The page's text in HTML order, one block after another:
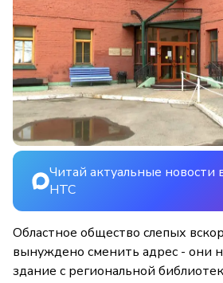
Читай актуальные новости
НТС
Областное общество слепых
вынуждено сменить адрес - они
здание с региональной